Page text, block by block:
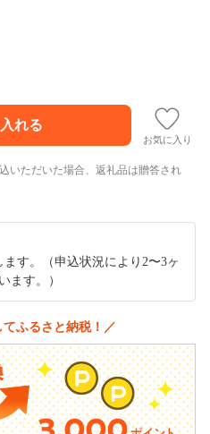
お気に入り
いただいた場合、返礼品は贈答され
す。（申込状況により2〜3ヶ
ます。）
ふるさと納税！／